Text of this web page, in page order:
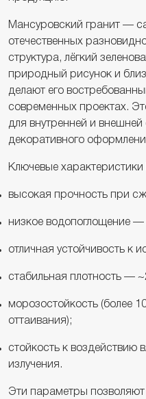
Мансуровский гранит —
отечественных
структура, лёгкий
природный рисунок и
делают его
современных проектах.
для внутренней и
декоративного
Ключевые
высокая прочность при
низкое водопоглощение —
отличная устойчивость к
стабильная плотность —
морозостойкость (более
оттаивания);
стойкость к воздействию
излучения.
Эти параметры позволяют